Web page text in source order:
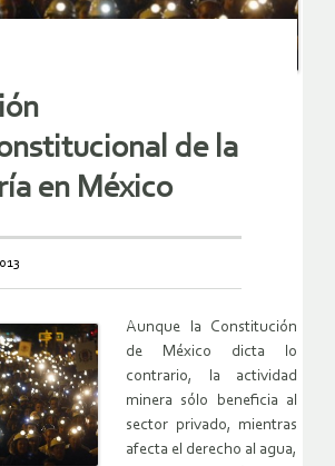
de la
en México
Aunque la Constitución
de México dicta lo
contrario, la actividad
minera sólo beneficia al
sector privado, mientras
afecta el derecho al agua,